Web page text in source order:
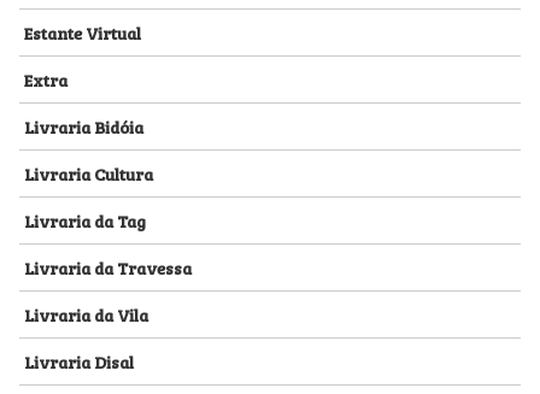
Estante Virtual
Extra
Livraria Bidóia
Livraria Cultura
Livraria da Tag
Livraria da Travessa
Livraria da Vila
Livraria Disal